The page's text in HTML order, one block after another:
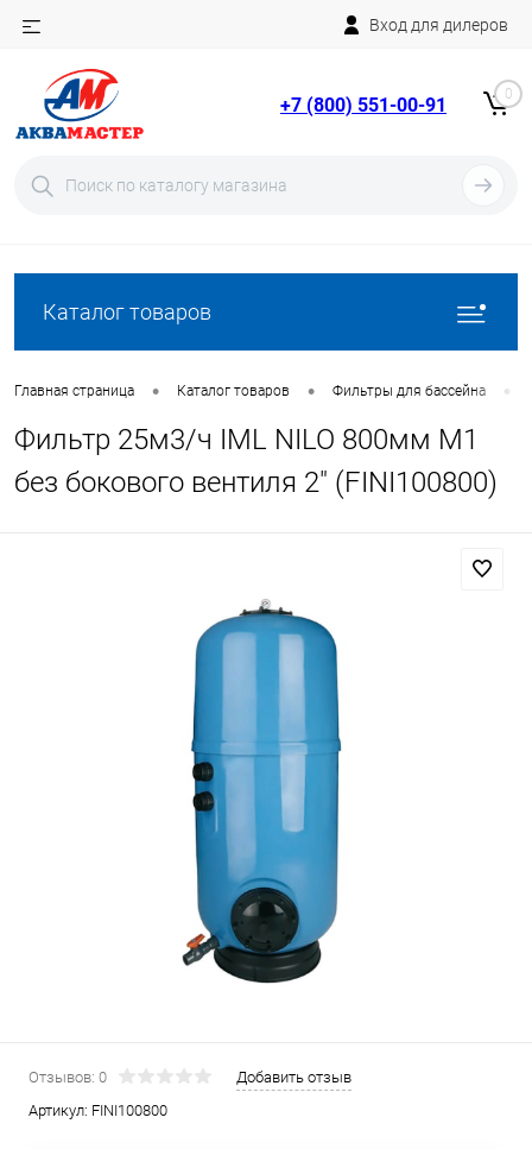
Вход для дилеров
+7 (800) 551-00-91 0
Каталог товаров
Главная страница • Каталог товаров • Фильтры для бассейна •
Фильтр 25м3/ч IML NILO 800мм М1
без бокового вентиля 2" (FINI100800)
Отзывов: 0
Добавить отзыв
Артикул: FINI100800